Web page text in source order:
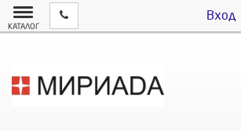
Вход
КАТАЛОГ